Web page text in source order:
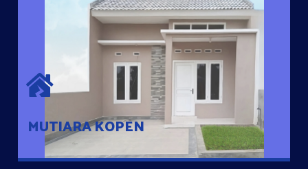
MUTIARA KOPEN
MUTIARA KOPEN
Hunian nyaman dengan suasana pedesaan. 10 menit dari pusat
kota, 2 menit dari Ring Road